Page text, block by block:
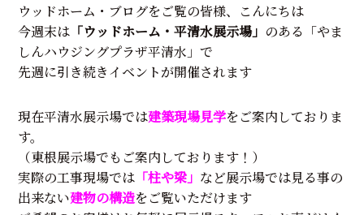
ウッドホーム・ブログをご覧の皆様、こんにちは
今週末は 「ウッドホーム・平清水展示場」 のある「やま
しんハウジングプラザ平清水」で
先週に引き続きイベントが開催されます
現在平清水展示場では建築現場見学をご案内しておりま
す。
（東根展示場でもご案内しております！）
実際の工事現場では 「柱や梁」 など展示場では見る事の
出来ない建物の構造をご覧いただけます